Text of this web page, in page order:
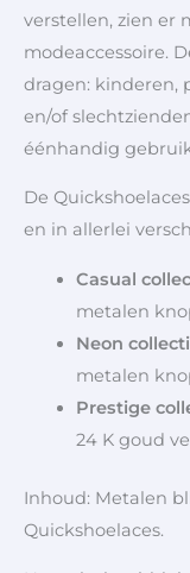
verstellen, zien er
modeaccessoire.
dragen: kinderen,
en/of
éénhandig
De
en in allerlei
Casual
metalen
Neon
metalen
Prestige
24 K goud
Inhoud: Metalen
Quickshoelaces.